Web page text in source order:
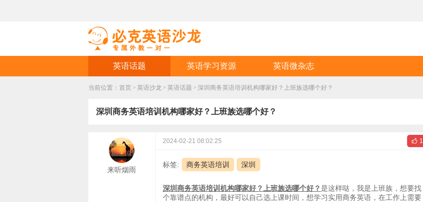
英语话题 英语学习资源 英语微杂志
当前位置： 首页 > 英语沙龙 > 英语话题 > 深圳商务英语培训机构哪家好？上班族选哪个好？
深圳商务英语培训机构哪家好？上班族选哪个好？
来听烟雨
 1
2024-02-21 08:02:25
标签: 商务英语培训 深圳
深圳商务英语培训机构哪家好？上班族选哪个好？是这样哒，我是上班族，想要找
个靠谱点的机构，最好可以自己选上课时间，想学习实用商务英语，在工作上需要